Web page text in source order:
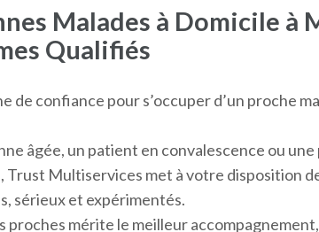
Malades à Domicile à
Qualifiés
de confiance pour s’occuper d’un proche
âgée, un patient en convalescence ou
Trust Multiservices met à votre disposition
sérieux et expérimentés.
proches mérite le meilleur